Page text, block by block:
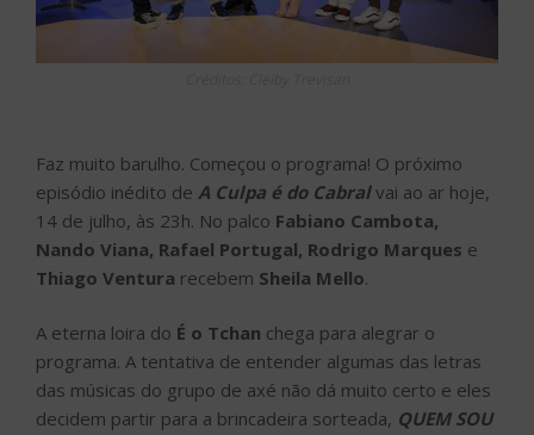
Faz muito barulho. Começou o programa! O próximo
episódio inédito de A Culpa é do Cabralvai ao ar hoje,
14 de julho, às 23h. No palco Fabiano Cambota,
Nando Viana, Rafael Portugal, Rodrigo Marques e
Thiago Ventura recebem Sheila Mello.
A eterna loira do É o Tchan chega para alegrar o
programa. A tentativa de entender algumas das letras
das músicas do grupo de axé não dá muito certo e eles
decidem partir para a brincadeira sorteada, QUEM SOU